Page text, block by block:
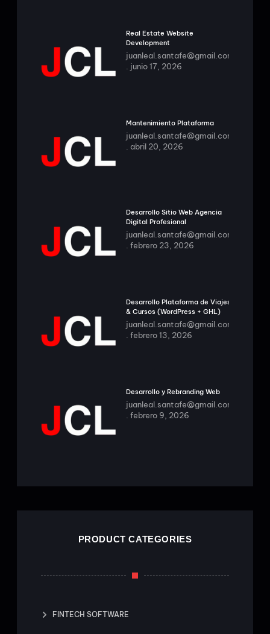
Real Estate Website
Development
juanleal.santafe@gmail.com
junio 17, 2026
Mantenimiento Plataforma
juanleal.santafe@gmail.com
abril 20, 2026
Desarrollo Sitio Web Agencia
Digital Profesional
juanleal.santafe@gmail.com
febrero 23, 2026
Desarrollo Plataforma de Viajes
& Cursos (WordPress + GHL)
juanleal.santafe@gmail.com
febrero 13, 2026
Desarrollo y Rebranding Web
juanleal.santafe@gmail.com
febrero 9, 2026
PRODUCT CATEGORIES
FINTECH SOFTWARE